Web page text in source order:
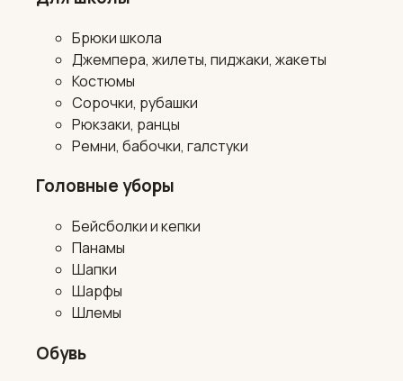
Брюки школа
Джемпера, жилеты, пиджаки, жакеты
Костюмы
Сорочки, рубашки
Рюкзаки, ранцы
Ремни, бабочки, галстуки
Головные уборы
Бейсболки и кепки
Панамы
Шапки
Шарфы
Шлемы
Обувь